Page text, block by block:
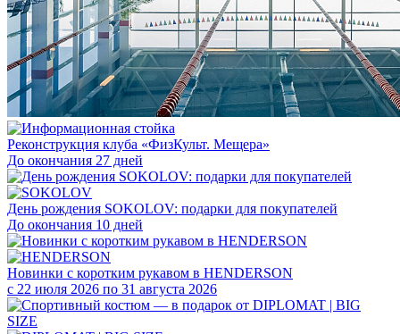
Реконструкция клуба «ФизКульт. Мещера»
До окончания 27 дней
День рождения SOKOLOV: подарки для покупателей
До окончания 10 дней
Новинки с коротким рукавом в HENDERSON
с 22 июля 2026 по 31 августа 2026